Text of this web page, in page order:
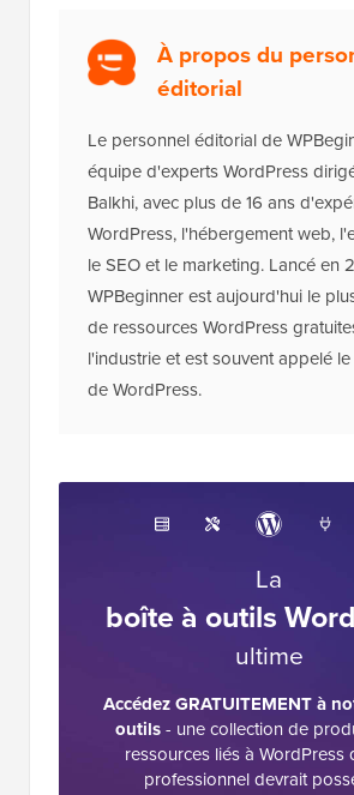
l'industrie et est souvent appelé le
de WordPress.
La
boîte à outils
ultime
Accédez GRATUITEMENT à
Télécharger
lecteurs